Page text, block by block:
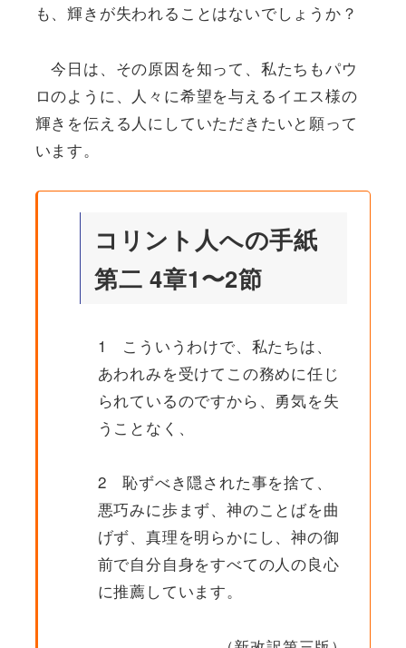
も、輝きが失われることはないでしょうか？
今日は、その原因を知って、私たちもパウ
ロのように、人々に希望を与えるイエス様の
輝きを伝える人にしていただきたいと願って
います。
コリント人への手紙
第二 4章1〜2節
1 こういうわけで、私たちは、
あわれみを受けてこの務めに任じ
られているのですから、勇気を失
うことなく、
2 恥ずべき隠された事を捨て、
悪巧みに歩まず、神のことばを曲
げず、真理を明らかにし、神の御
前で自分自身をすべての人の良心
に推薦しています。